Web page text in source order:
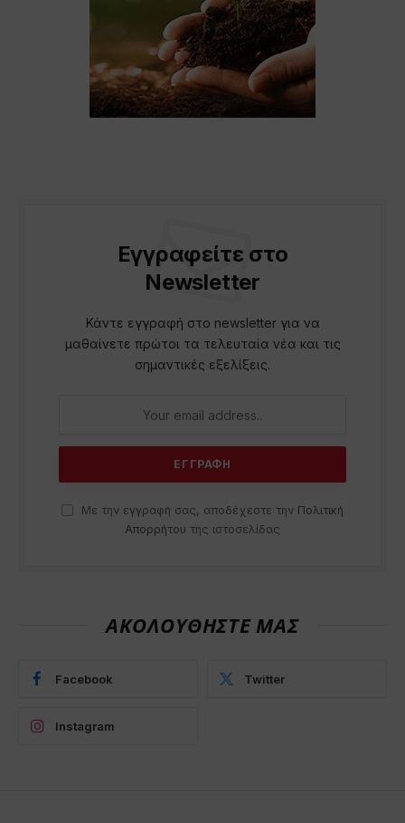
Εγγραφείτε στο
Newsletter
Κάντε εγγραφή στο newsletter για να
μαθαίνετε πρώτοι τα τελευταία νέα και τις
σημαντικές εξελίξεις.
Με την εγγραφή σας, αποδέχεστε την Πολιτική
Απορρήτου της ιστοσελίδας
ΑΚΟΛΟΥΘΗΣΤΕ ΜΑΣ
Facebook Twitter
Instagram